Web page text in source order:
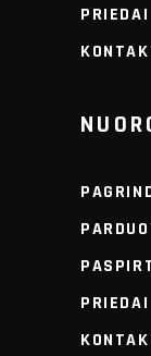
PRIEDAI
PRIEDAI